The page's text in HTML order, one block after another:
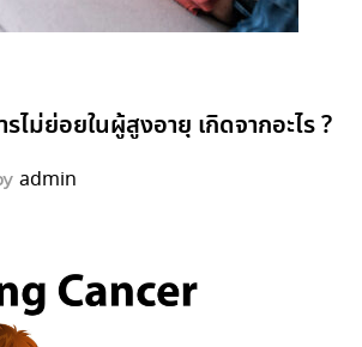
ไม่ย่อยในผู้สูงอายุ เกิดจากอะไร ?
admin